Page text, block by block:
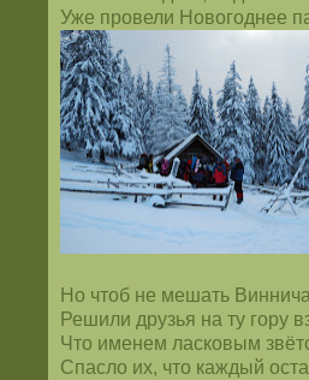
Уже провели Новогоднее
Но чтоб не мешать
Решили друзья на ту гору
Что именем ласковым
Спасло их, что каждый